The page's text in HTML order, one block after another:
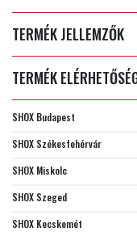
TERMÉK JELLEMZŐK
TERMÉK
SHOX Budapest
SHOX Székesfehérvár
SHOX Miskolc
SHOX Szeged
SHOX Kecskemét